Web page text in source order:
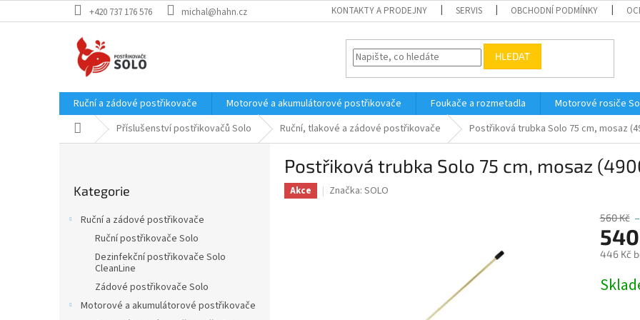
na
+420 737 176 576 michal@hahn.cz KONTAKTY A PRODEJNY SERVIS OBCHODNÍ PODMÍNKY
HLEDAT
Ruční a zádové postřikovače Motorové a akumulátorové postřikovače Foukače a rozmetadla Motorové rosiče
Domů Příslušenství postřikovačů Solo Ruční, tlakové a zádové postřikovače Postřiková trubka Solo 75 cm, mosaz
kategorie
Kategorie
Ruční a zádové postřikovače
Ruční postřikovače Solo
Dezinfekční postřikovače Solo
CleanLine
Zádové postřikovače Solo
Motorové a akumulátorové postřikovače
Postřiková trubka Solo 75 cm, mosaz
Akce Značka: SOLO
560 Kč
446 Kč
cena: